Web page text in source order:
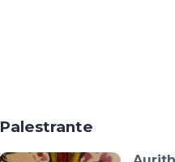
Palestrante